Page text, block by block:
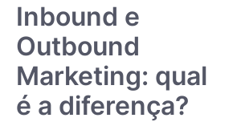
Inbound e
Outbound
Marketing: qual
é a diferença?